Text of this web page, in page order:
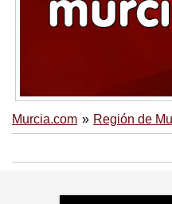
Murcia.com Región de